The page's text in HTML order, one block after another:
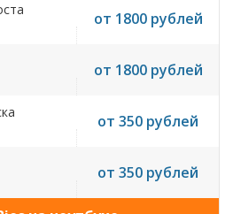
от 1800 рублей
от 1800 рублей
от 350 рублей
от 350 рублей